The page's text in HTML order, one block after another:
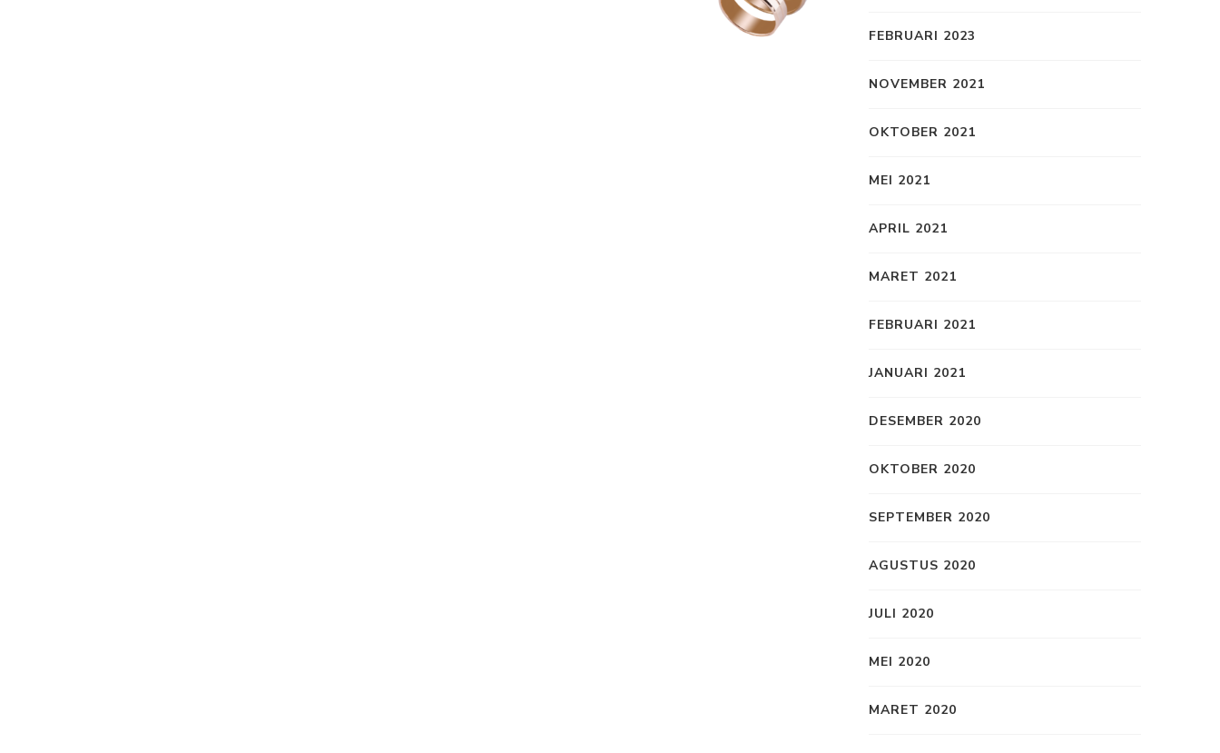
FEBRUARI 2023
NOVEMBER 2021
OKTOBER 2021
MEI 2021
APRIL 2021
MARET 2021
FEBRUARI 2021
JANUARI 2021
DESEMBER 2020
OKTOBER 2020
SEPTEMBER 2020
AGUSTUS 2020
JULI 2020
MEI 2020
MARET 2020